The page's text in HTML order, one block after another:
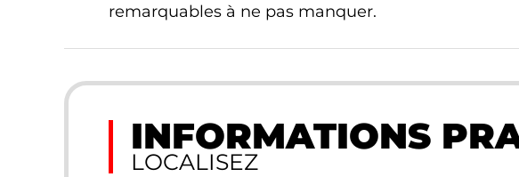
remarquables à ne pas manquer.
INFORMATIONS
LOCALISEZ